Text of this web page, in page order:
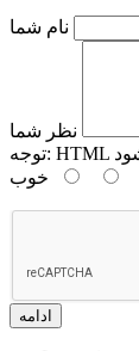
نام شما
نظر شما
توجه:
خوب
ادامه